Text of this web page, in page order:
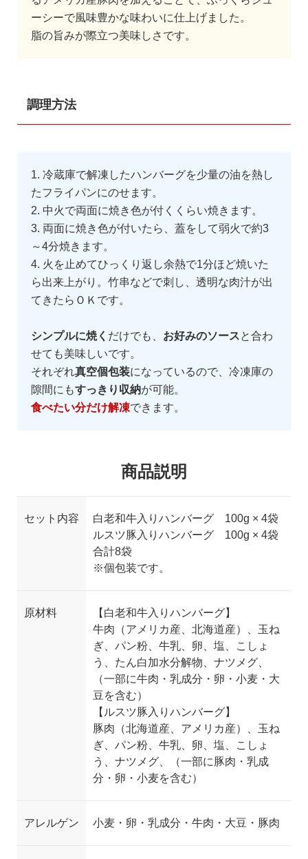
ーシーで風味豊かな味わいに仕上げました。
脂の旨みが際立つ美味しさです。
調理方法
1. 冷蔵庫で解凍したハンバーグを少量の油を熱し
たフライパンにのせます。
2. 中火で両面に焼き色が付くくらい焼きます。
3. 両面に焼き色が付いたら、蓋をして弱火で約3
～4分焼きます。
4. 火を止めてひっくり返し余熱で1分ほど焼いた
ら出来上がり。竹串などで刺し、透明な肉汁が出
てきたらＯＫです。
シンプルに焼く だけでも、 お好みのソースと合わ
せても美味しいです。
それぞれ真空個包装になっているので、冷凍庫の
隙間にもすっきり収納が可能。
食べたい分だけ解凍できます。
商品説明
セット内容
白老和牛入りハンバーグ 100g × 4袋
ルスツ豚入りハンバーグ 100g × 4袋
合計8袋
※個包装です。
原材料
【白老和牛入りハンバーグ】
牛肉（アメリカ産、北海道産）、玉ね
ぎ、パン粉、牛乳、卵、塩、こしょ
う、たん白加水分解物、ナツメグ、
（一部に牛肉・乳成分・卵・小麦・大
豆を含む）
【ルスツ豚入りハンバーグ】
豚肉（北海道産、アメリカ産）、玉ね
ぎ、パン粉、牛乳、卵、塩、こしょ
う、ナツメグ、（一部に豚肉・乳成
分・卵・小麦を含む）
アレルゲン 小麦・卵・乳成分・牛肉・大豆・豚肉